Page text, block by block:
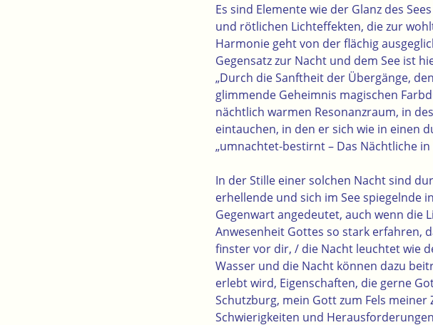
Es sind Elemente wie der Glanz des
und rötlichen Lichteffekten, die zur
Harmonie geht von der flächig
Gegensatz zur Nacht und dem See ist
„Durch die Sanftheit der Übergänge,
glimmende Geheimnis magischen
nächtlich warmen Resonanzraum, in
eintauchen, in den er sich wie in einen
„umnachtet-bestirnt – Das Nächtliche in
In der Stille einer solchen Nacht sind
erhellende und sich im See
Gegenwart angedeutet, auch wenn die
Anwesenheit Gottes so stark erfahren,
finster vor dir, / die Nacht leuchtet wie
Wasser und die Nacht können dazu
erlebt wird, Eigenschaften, die gerne
Schutzburg, mein Gott zum Fels meiner
Schwierigkeiten und